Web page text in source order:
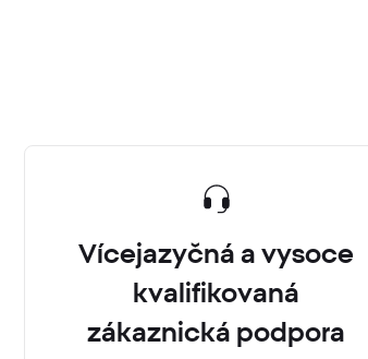
Vícejazyčná a vysoce
kvalifikovaná
zákaznická podpora